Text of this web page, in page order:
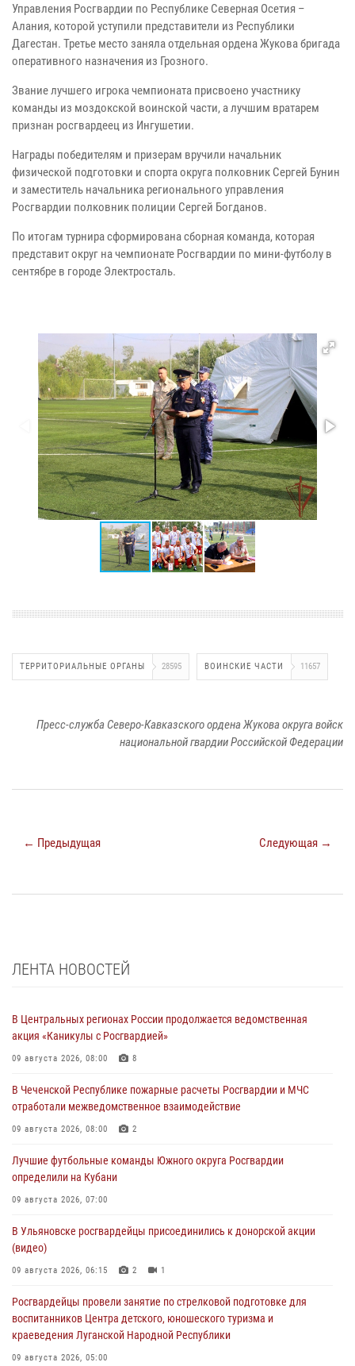
Управления Росгвардии по Республике Северная Осетия –
Алания, которой уступили представители из Республики
Дагестан. Третье место заняла отдельная ордена Жукова бригада
оперативного назначения из Грозного.
Звание лучшего игрока чемпионата присвоено участнику
команды из моздокской воинской части, а лучшим вратарем
признан росгвардеец из Ингушетии.
Награды победителям и призерам вручили начальник
физической подготовки и спорта округа полковник Сергей Бунин
и заместитель начальника регионального управления
Росгвардии полковник полиции Сергей Богданов.
По итогам турнира сформирована сборная команда, которая
представит округ на чемпионате Росгвардии по мини-футболу в
сентябре в городе Электросталь.
ТЕРРИТОРИАЛЬНЫЕ ОРГАНЫ 28595 ВОИНСКИЕ ЧАСТИ 11657
Пресс-служба Северо-Кавказского ордена Жукова округа войск
национальной гвардии Российской Федерации
← Предыдущая Следующая →
ЛЕНТА НОВОСТЕЙ
В Центральных регионах России продолжается ведомственная
акция «Каникулы с Росгвардией»
09 августа 2026, 08:00 8
В Чеченской Республике пожарные расчеты Росгвардии и МЧС
отработали межведомственное взаимодействие
09 августа 2026, 08:00 2
Лучшие футбольные команды Южного округа Росгвардии
определили на Кубани
09 августа 2026, 07:00
В Ульяновске росгвардейцы присоединились к донорской акции
(видео)
09 августа 2026, 06:15 2 1
Росгвардейцы провели занятие по стрелковой подготовке для
воспитанников Центра детского, юношеского туризма и
краеведения Луганской Народной Республики
09 августа 2026, 05:00